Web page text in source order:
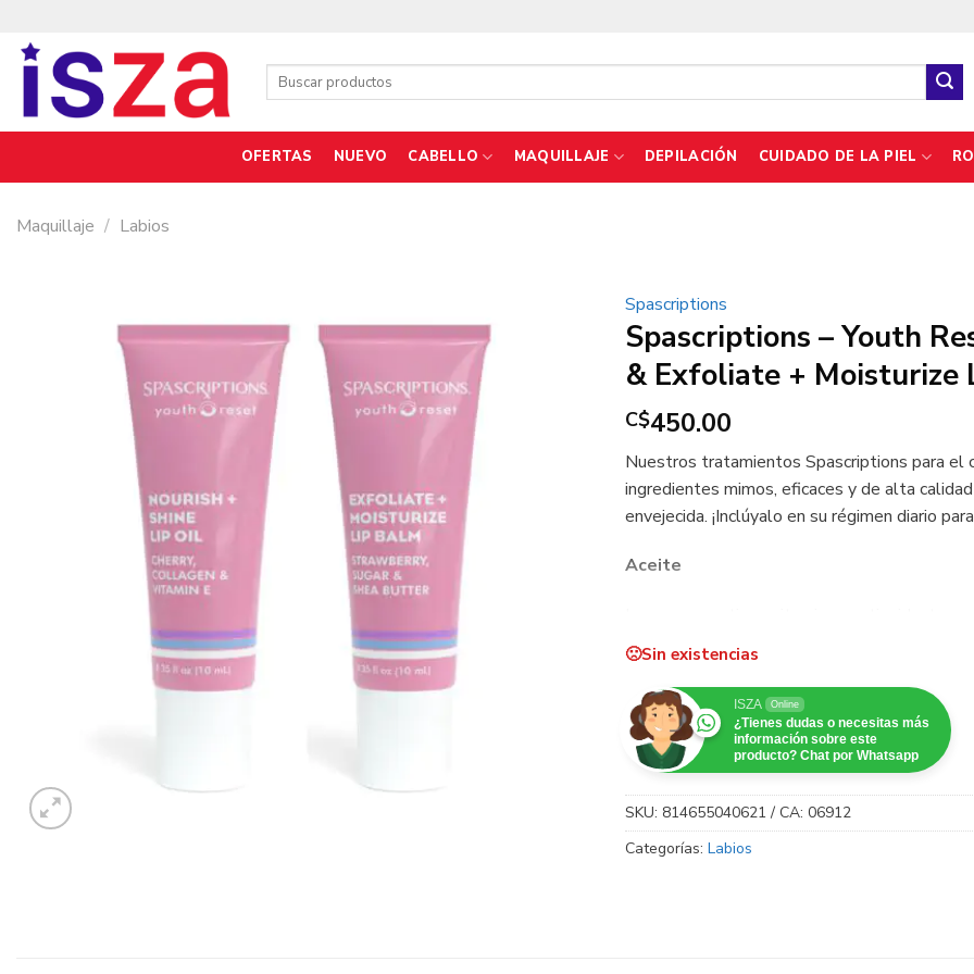
contenido
Buscar
OFERTAS NUEVO CABELLO MAQUILLAJE DEPILACIÓN CUIDADO DE LA PIEL
Maquillaje / Labios
Spascriptions
Spascriptions – Youth
& Exfoliate + Moisturize
C$450.00
Nuestros tratamientos Spascriptions para el
ingredientes mimos, eficaces y de alta
envejecida. ¡Inclúyalo en su régimen diario
Aceite
La cereza contiene vitaminas, antioxidantes
con un brillo juvenil.
El colágeno ayuda a aumentar la humedad,
La vitamina E ayuda a nutrir y reponer los
Bálsamo
La fresa, repleta de antioxidantes y vitamina
Sin existencias
ISZA Online
¿Tienes dudas o necesitas más
información sobre este
producto? Chat por Whatsapp
SKU: 814655040621 / CA: 06912
Categorías: Labios